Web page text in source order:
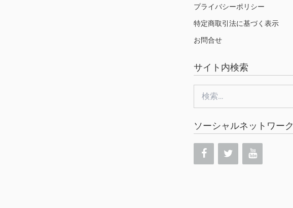
プライバシーポリシー
特定商取引法に基づく表示
お問合せ
サイト内検索
ソーシャルネットワーク